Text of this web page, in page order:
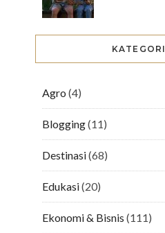
KATEGORI
Agro (4)
Blogging(11)
Destinasi(68)
Edukasi(20)
Ekonomi & Bisnis (111)